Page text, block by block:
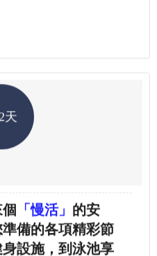
天
「慢活」 的安
備的各項精彩節
設施，到泳池享